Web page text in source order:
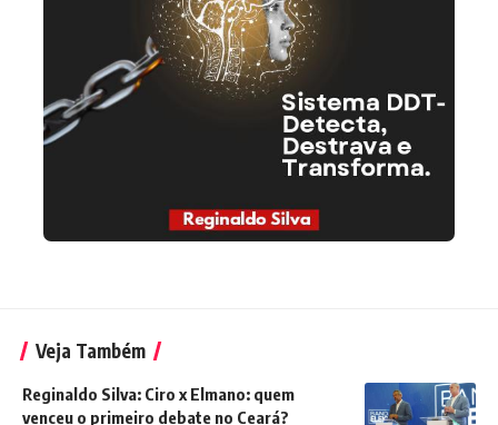
Veja Também
Reginaldo Silva: Ciro x Elmano: quem
venceu o primeiro debate no Ceará?